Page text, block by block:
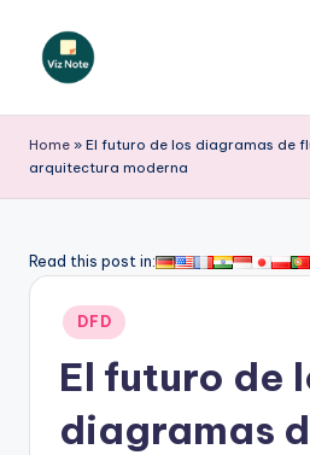
Saltar
iz
N
t
Home » El futuro de los diagramas de
arquitectura moderna
Read this post in:
Publicado
en
DFD
El futuro de
diagramas